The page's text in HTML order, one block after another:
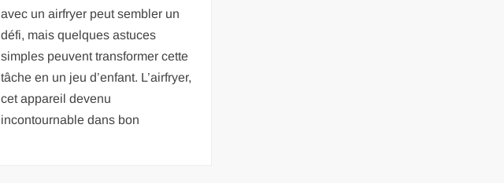
avec un airfryer peut sembler un
défi, mais quelques astuces
simples peuvent transformer cette
tâche en un jeu d’enfant. L’airfryer,
cet appareil devenu
incontournable dans bon